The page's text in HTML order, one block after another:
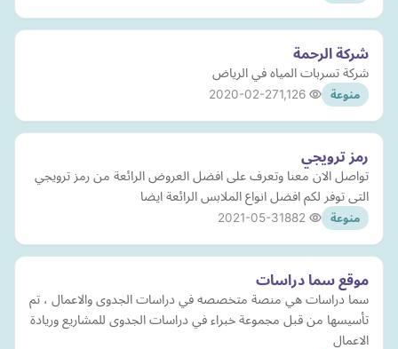
شركة الرحمة
شركة تسربات المياه في الرياض
منوعة 2020-02-27
رمز ترويجي
تواصل الان معنا وتعرف على افضل العروض الرائعة من رمز ترويجي
التى توفر لكم افضل انواع الملابس الرائعة ايضا
منوعة 2021-05-31
موقع سما دراسات
سما دراسات هي منصة متخصصه في دراسات الجدوى والاعمال ، تم
تأسيسها من قبل مجموعة خبراء في دراسات الجدوى للمشاريع وريادة
الاعمال